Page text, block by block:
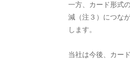
一方、カード形式
減（注３）につな
します。
当社は今後、カー